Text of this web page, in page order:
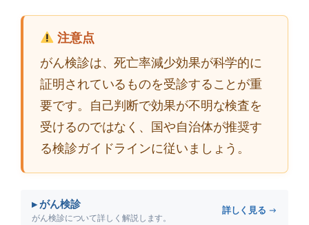
注意点
がん検診は、死亡率減少効果が科学的に
証明されているものを受診することが重
要です。自己判断で効果が不明な検査を
受けるのではなく、国や自治体が推奨す
る検診ガイドラインに従いましょう。
▸ がん検診
がん検診について詳しく解説します。
詳しく見る →